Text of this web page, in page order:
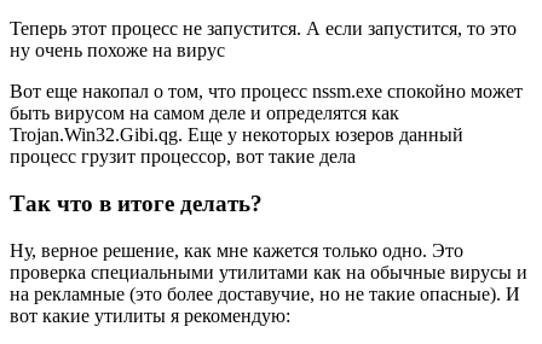
Теперь этот процесс не запустится. А если запустится, то это
ну очень похоже на вирус
Вот еще накопал о том, что процесс nssm.exe спокойно может
быть вирусом на самом деле и определятся как
Trojan.Win32.Gibi.qg. Еще у некоторых юзеров данный
процесс грузит процессор, вот такие дела
Так что в итоге делать?
Ну, верное решение, как мне кажется только одно. Это
проверка специальными утилитами как на обычные вирусы и
на рекламные (это более доставучие, но не такие опасные). И
вот какие утилиты я рекомендую: